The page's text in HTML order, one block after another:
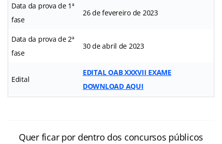
Data da prova de 1ª
fase
26 de fevereiro de 2023
Data da prova de 2ª
fase
30 de abril de 2023
Edital
EDITAL OAB XXXVII EXAME
DOWNLOAD AQUI
Quer ficar por dentro dos concursos públicos